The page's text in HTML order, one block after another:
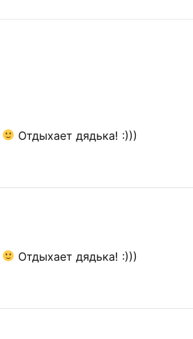
Отдыхает дядька! :)))
Отдыхает дядька! :)))